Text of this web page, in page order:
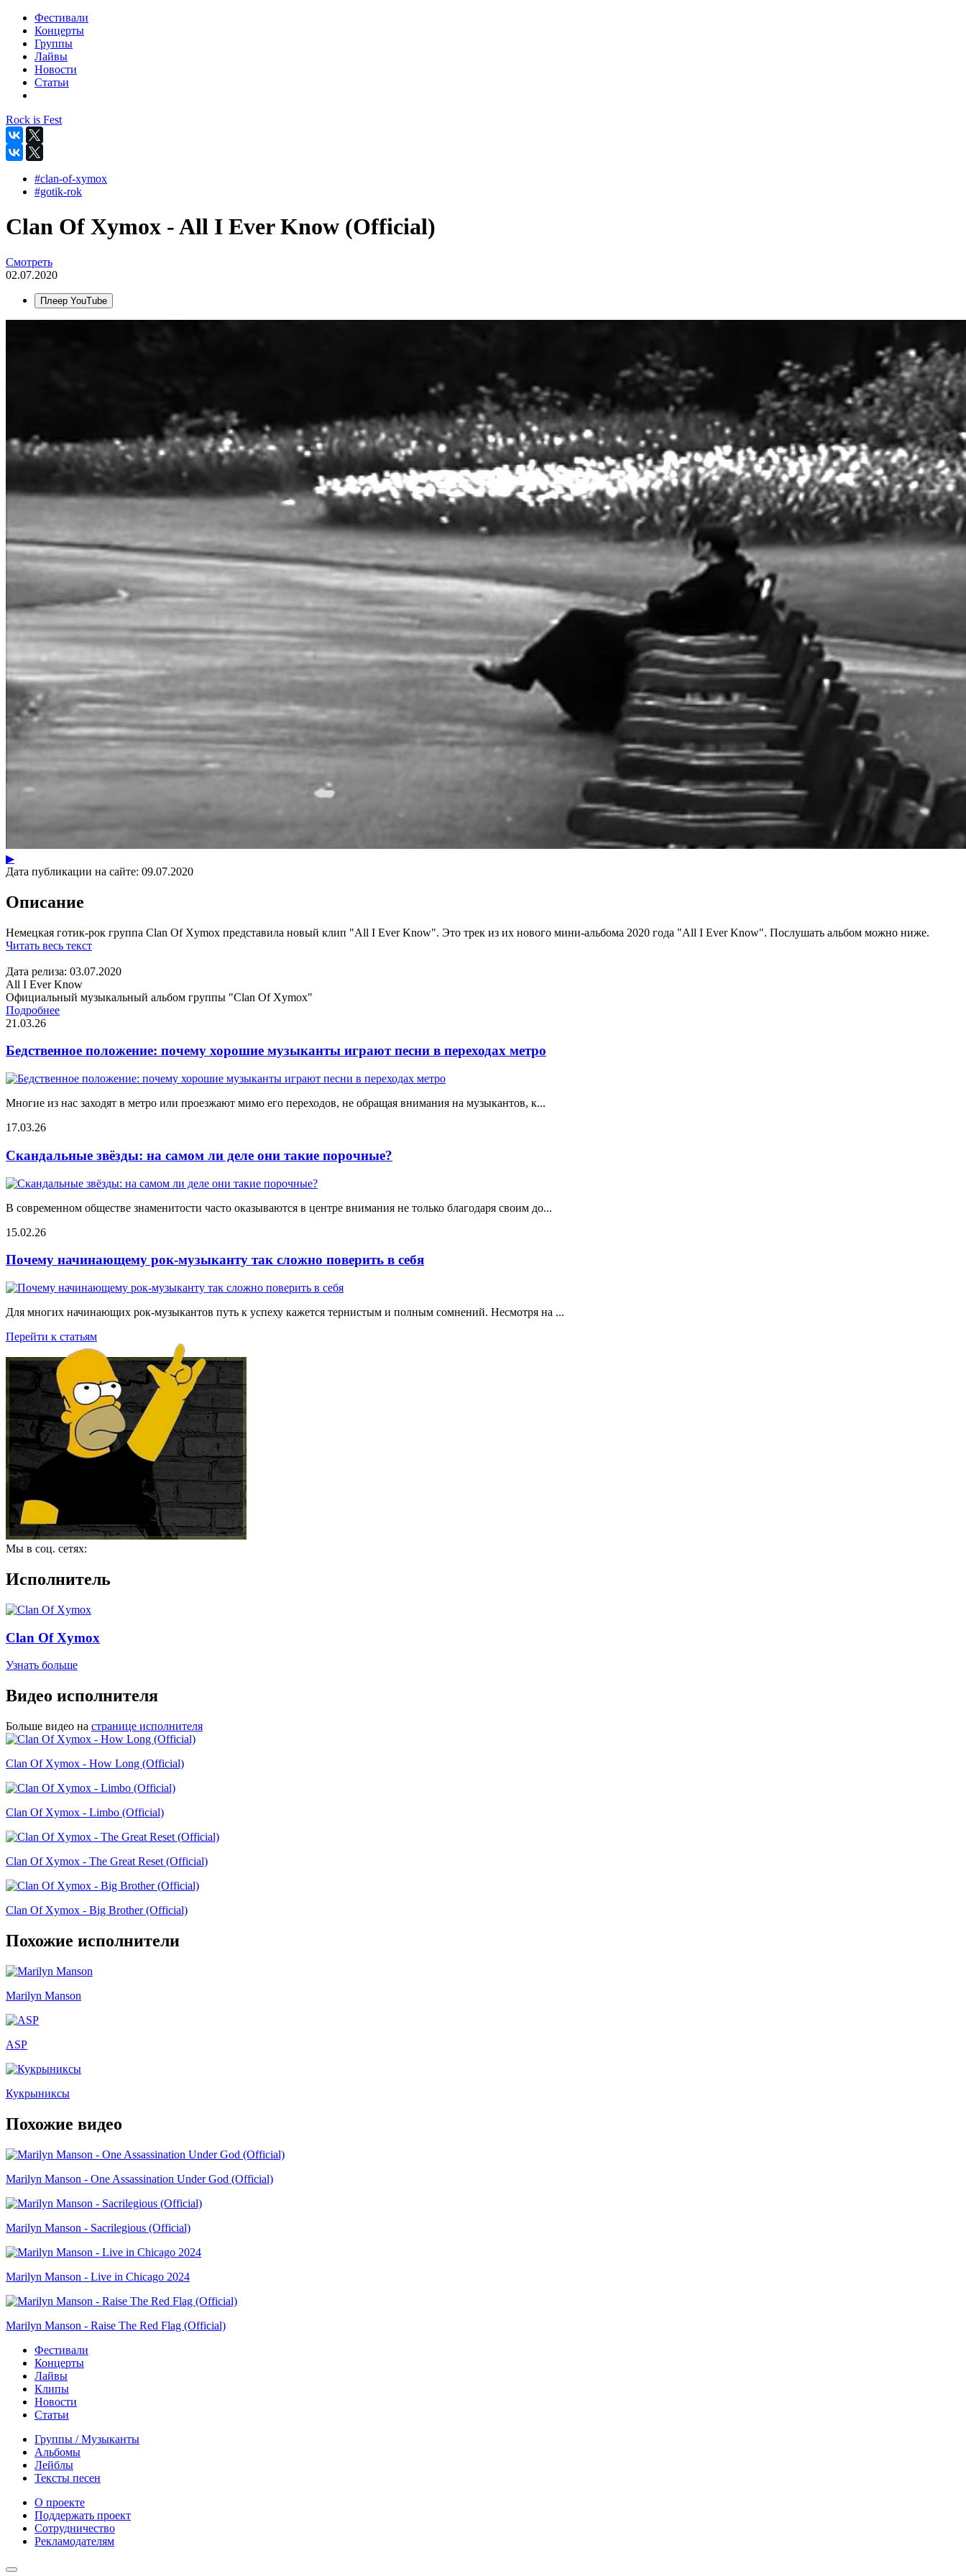
Фестивали
Концерты
Группы
Лайвы
Новости
Статьи
Rock is Fest
#clan-of-xymox
#gotik-rok
Clan Of Xymox - All I Ever Know (Official)
Смотреть
02.07.2020
Плеер YouTube
▶
Дата публикации на сайте: 09.07.2020
Описание
Немецкая готик-рок группа Clan Of Xymox представила новый клип "All I Ever Know". Это трек из их нового мини-альбома 2020 года "All I Ever Know". Послушать альбом можно ниже.
Читать весь текст
Дата релиза: 03.07.2020
All I Ever Know
Официальный музыкальный альбом группы "Clan Of Xymox"
Подробнее
21.03.26
Бедственное положение: почему хорошие музыканты играют песни в переходах метро
Многие из нас заходят в метро или проезжают мимо его переходов, не обращая внимания на музыкантов, к...
17.03.26
Скандальные звёзды: на самом ли деле они такие порочные?
В современном обществе знаменитости часто оказываются в центре внимания не только благодаря своим до...
15.02.26
Почему начинающему рок-музыканту так сложно поверить в себя
Для многих начинающих рок-музыкантов путь к успеху кажется тернистым и полным сомнений. Несмотря на ...
Перейти к статьям
Мы в соц. сетях:
Исполнитель
Clan Of Xymox
Узнать больше
Видео исполнителя
Больше видео на странице исполнителя
Clan Of Xymox - How Long (Official)
Clan Of Xymox - Limbo (Official)
Clan Of Xymox - The Great Reset (Official)
Clan Of Xymox - Big Brother (Official)
Похожие исполнители
Marilyn Manson
ASP
Кукрыниксы
Похожие видео
Marilyn Manson - One Assassination Under God (Official)
Marilyn Manson - Sacrilegious (Official)
Marilyn Manson - Live in Chicago 2024
Marilyn Manson - Raise The Red Flag (Official)
Фестивали
Концерты
Лайвы
Клипы
Новости
Статьи
Группы / Музыканты
Альбомы
Лейблы
Тексты песен
О проекте
Поддержать проект
Сотрудничество
Рекламодателям